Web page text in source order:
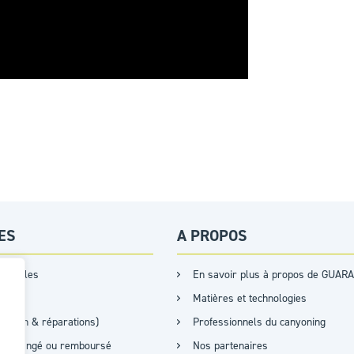
tailles
& réparations)
échangé ou remboursé
A PROPOS
En savoir plus à propos de GUARA
Matières et technologies
Professionnels du canyoning
Nos partenaires